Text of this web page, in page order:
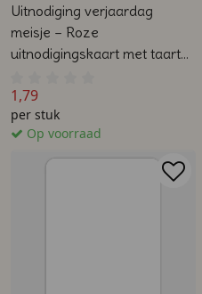
Uitnodiging verjaardag
meisje – Roze
uitnodigingskaart met taart
dubbelzijdig
1,79
per stuk
Op voorraad